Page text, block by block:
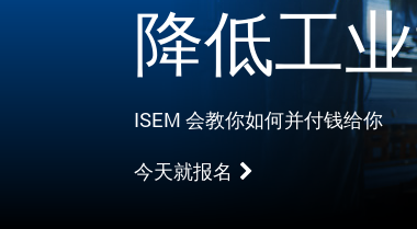
降低工
ISEM 会教你如何并付钱给你
今天就报名